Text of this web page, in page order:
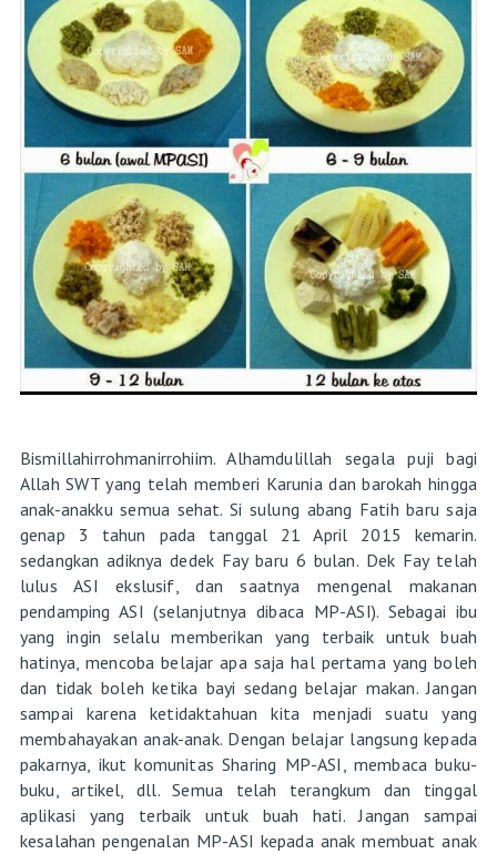
Bismillahirrohmanirrohiim. Alhamdulillah segala puji bagi
Allah SWT yang telah memberi Karunia dan barokah hingga
anak-anakku semua sehat. Si sulung abang Fatih baru saja
genap 3 tahun pada tanggal 21 April 2015 kemarin.
sedangkan adiknya dedek Fay baru 6 bulan. Dek Fay telah
lulus ASI ekslusif, dan saatnya mengenal makanan
pendamping ASI (selanjutnya dibaca MP-ASI). Sebagai ibu
yang ingin selalu memberikan yang terbaik untuk buah
hatinya, mencoba belajar apa saja hal pertama yang boleh
dan tidak boleh ketika bayi sedang belajar makan. Jangan
sampai karena ketidaktahuan kita menjadi suatu yang
membahayakan anak-anak. Dengan belajar langsung kepada
pakarnya, ikut komunitas Sharing MP-ASI, membaca buku-
buku, artikel, dll. Semua telah terangkum dan tinggal
aplikasi yang terbaik untuk buah hati. Jangan sampai
kesalahan pengenalan MP-ASI kepada anak membuat anak